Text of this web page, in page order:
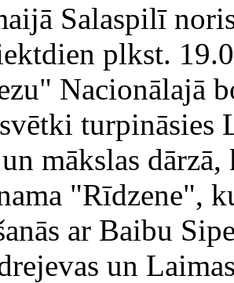
Salaspilī
plkst.
Nacionālajā
turpināsies
mākslas
"Rīdzene",
ar Baibu
un